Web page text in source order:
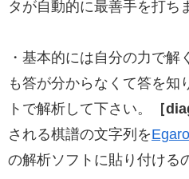
タが自動的に最善手を打ち
・基本的には自分の力で解
も答が分からなくて答を知
トで解析して下さい。
［
される棋譜の文字列を
の解析ソフトに貼り付ける